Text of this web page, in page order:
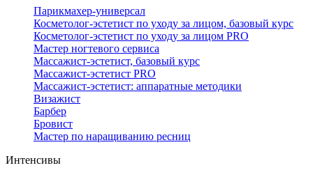
Парикмахер-универсал
Косметолог-эстетист по уходу за лицом, базовый курс
Косметолог-эстетист по уходу за лицом PRO
Мастер ногтевого сервиса
Массажист-эстетист, базовый курс
Массажист-эстетист PRO
Массажист-эстетист: аппаратные методики
Визажист
Барбер
Бровист
Мастер по наращиванию ресниц
Интенсивы